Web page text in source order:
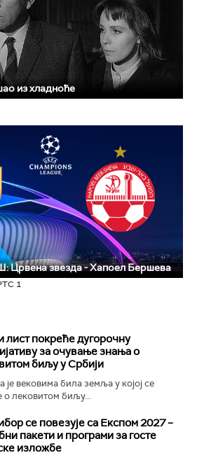
из хладноће
Црвена звезда - Хапоел Бершева
1
лист покреће дугорочну
за очување знања о
биљу у Србији
је вековима била земља у којој се
о лековитом биљу...
се повезује са Експом 2027 –
пакети и програми за госте
изложбе